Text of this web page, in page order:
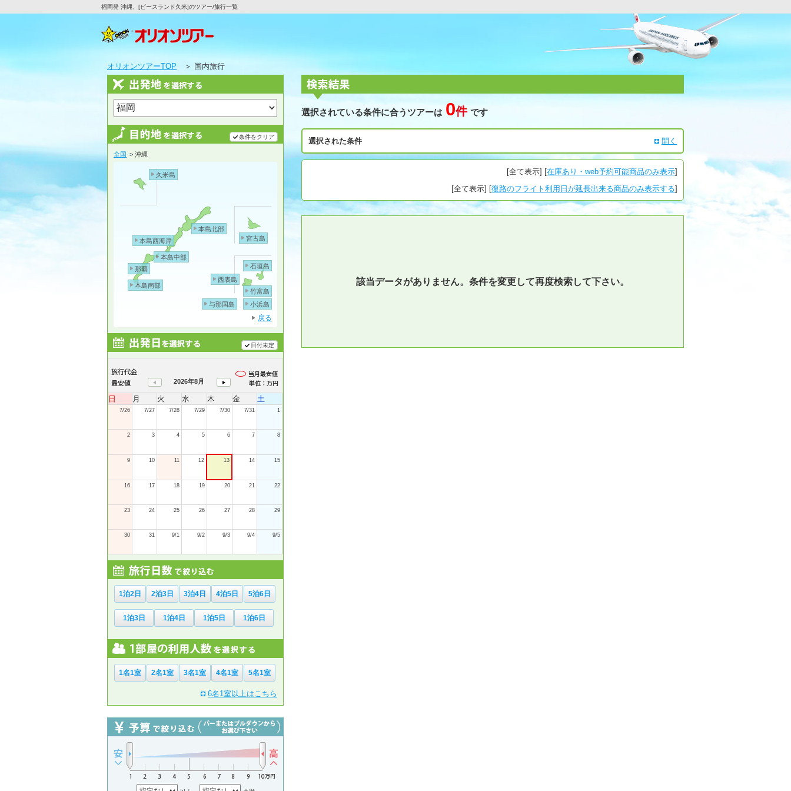
福岡発 沖縄、[ピースランド久米]のツアー/旅行一覧
オリオンツアーTOP ＞ 国内旅行
条件をクリア
全国 > 沖縄
戻る
那覇
本島南部
本島中部
本島西海岸
本島北部
久米島
宮古島
石垣島
西表島
小浜島
竹富島
与那国島
日付未定
2026年8月
日 月 火 水 木 金 土
7/26 7/27 7/28 7/29 7/30 7/31 1
2 3 4 5 6 7 8
9 10 11 12 13 14 15
16 17 18 19 20 21 22
23 24 25 26 27 28 29
30 31 9/1 9/2 9/3 9/4 9/5
1泊2日 2泊3日 3泊4日 4泊5日 5泊6日
1泊3日 1泊4日 1泊5日 1泊6日
1名1室 2名1室 3名1室 4名1室 5名1室
6名1室以上はこちら
選択されている条件に合うツアーは 0件 です
選択された条件 開く
[全て表示] [在庫あり・web予約可能商品のみ表示]
[全て表示] [復路のフライト利用日が延長出来る商品のみ表示する]
該当データがありません。条件を変更して再度検索して下さい。